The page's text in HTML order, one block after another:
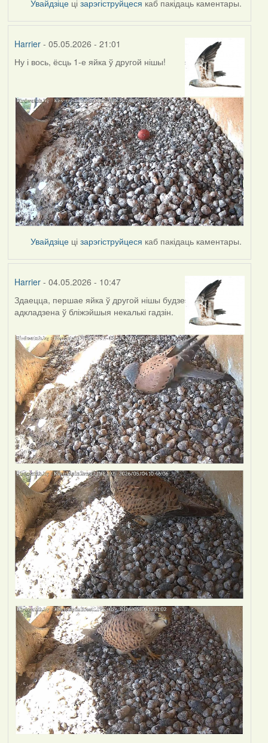
Увайдзіце цізарэгіструйцеся каб пакідаць каментары.
Harrier- 05.05.2026 - 21:01
Ну і вось, ёсць 1-е яйка ў другой нішы!
Увайдзіце цізарэгіструйцеся каб пакідаць каментары.
Harrier- 04.05.2026 - 10:47
Здаецца, першае яйка ў другой нішы будзе
адкладзена ў бліжэйшыя некалькі гадзін.